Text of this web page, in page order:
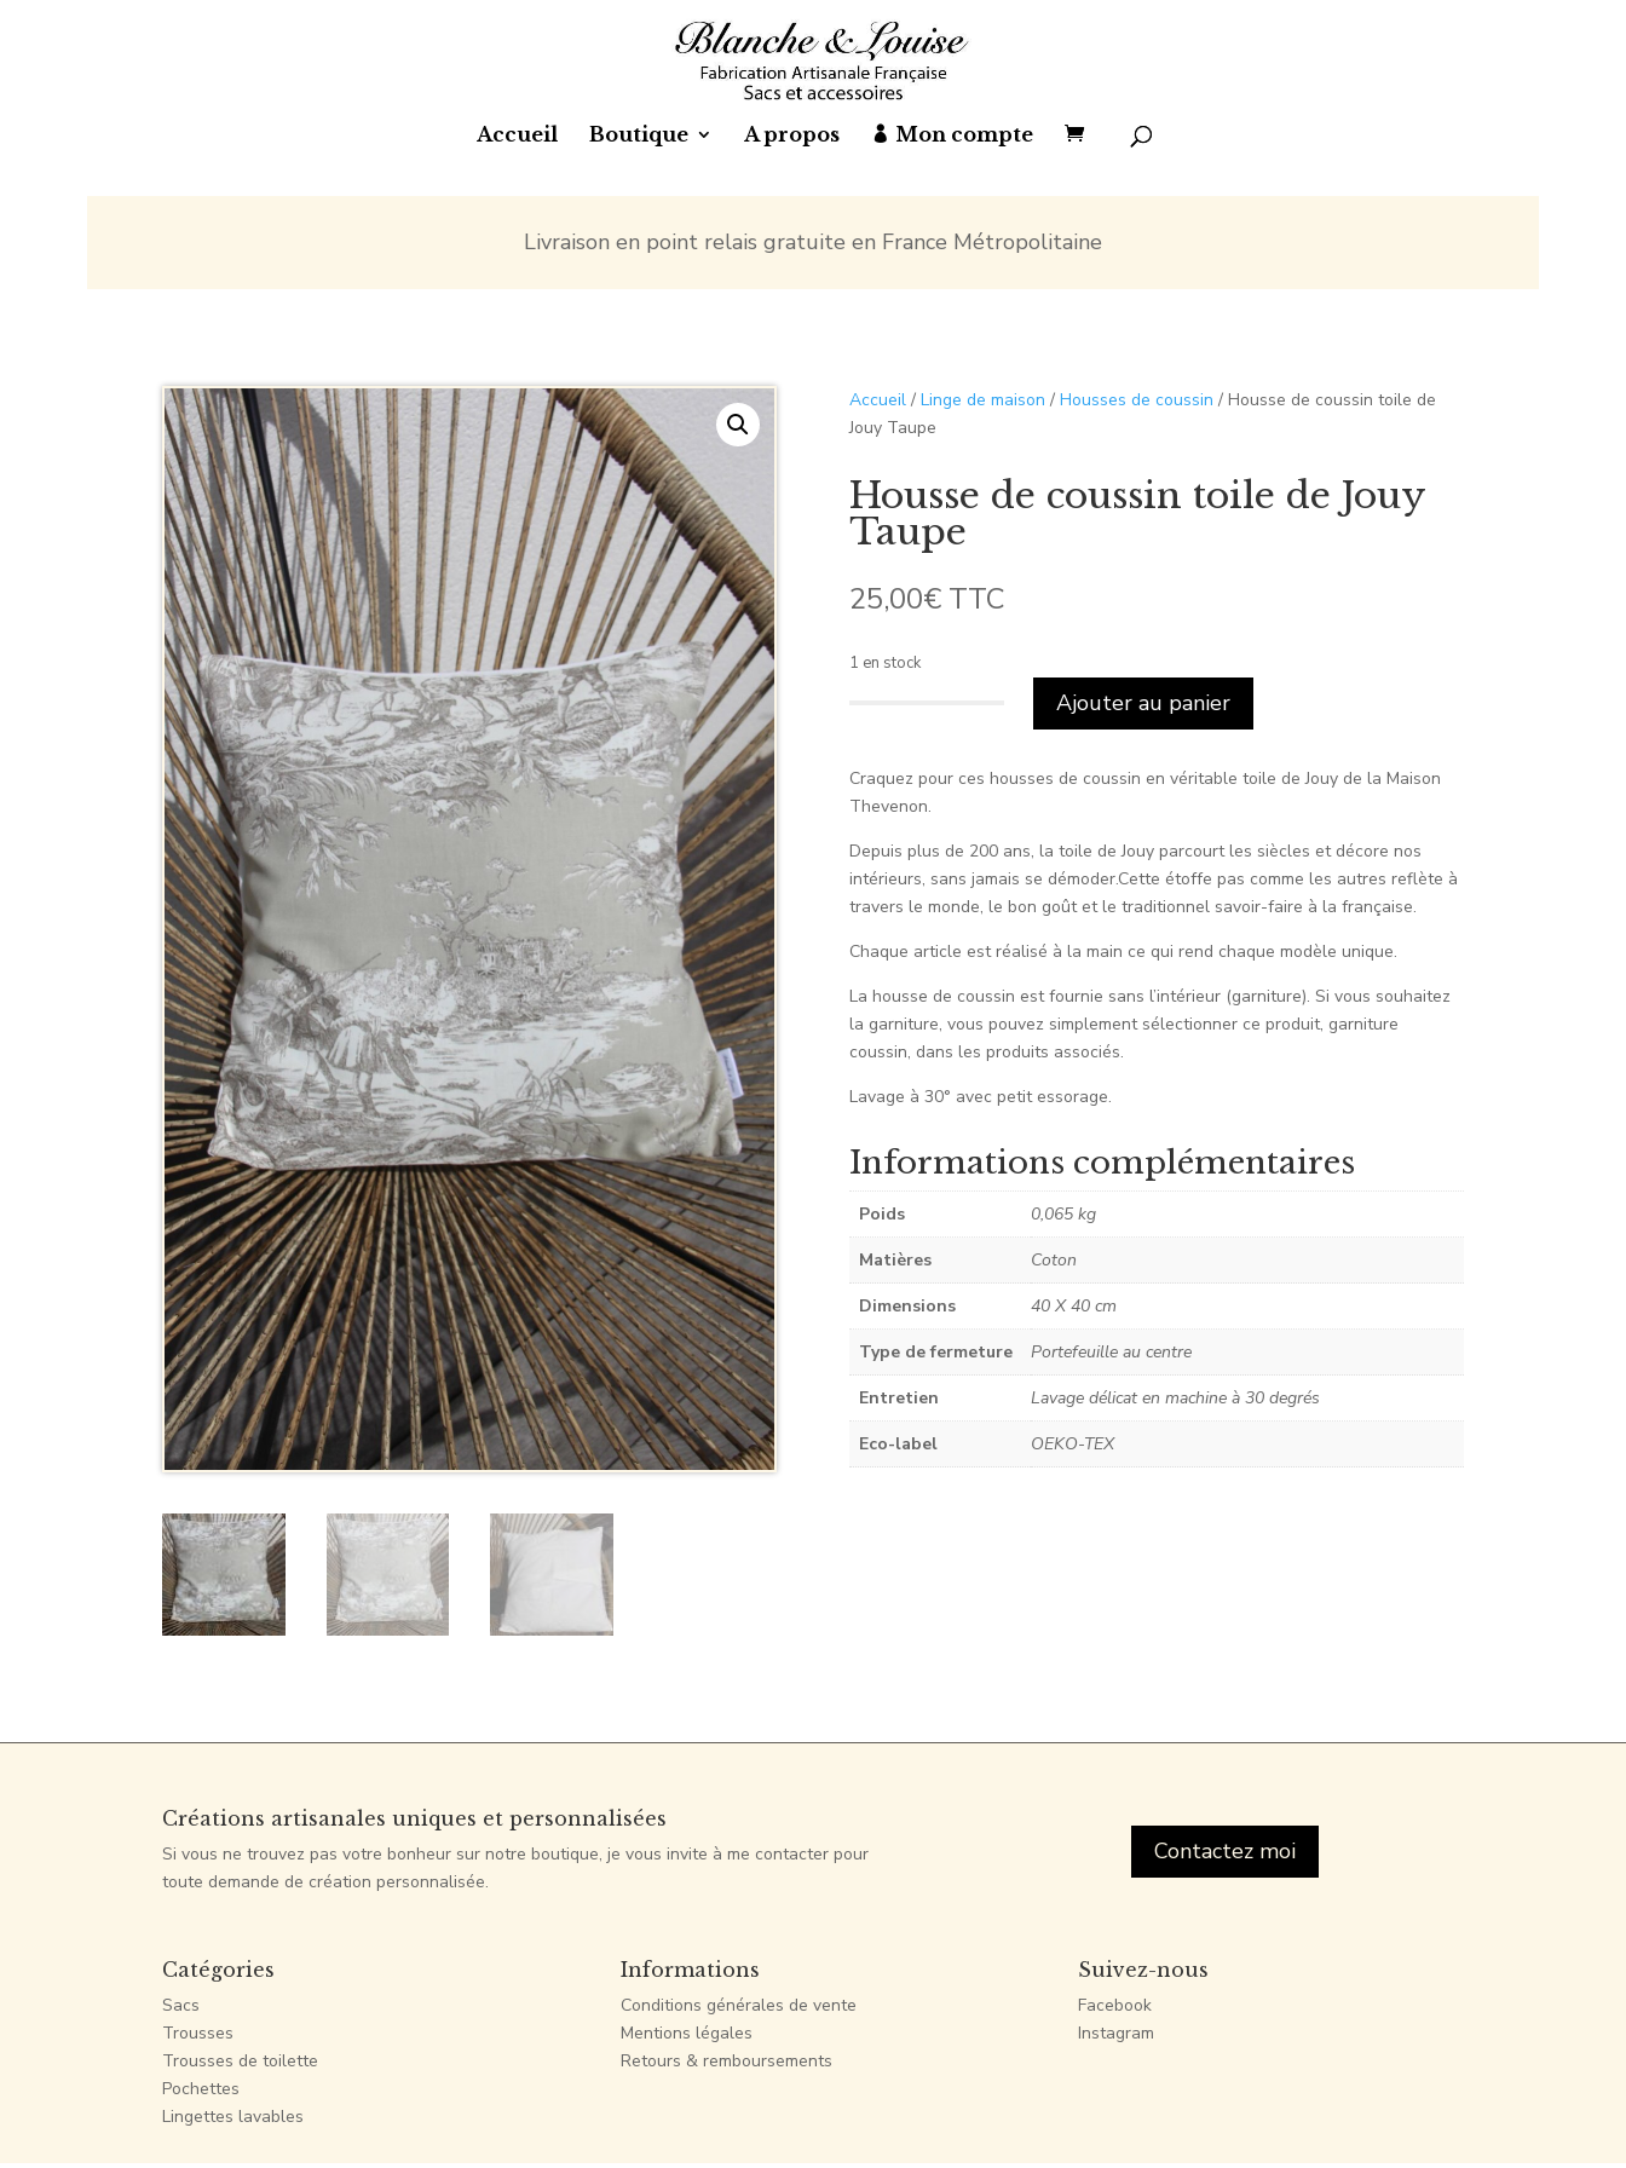
Accueil Boutique A propos Mon compte
Livraison en point relais gratuite en France Métropolitaine
Accueil/ Linge de maison / Housses de coussin / Housse de coussin toile de
Jouy Taupe
Housse de coussin toile de Jouy
Taupe
25,00€ TTC
1 en stock
Housse
de
toile
de
Jouy
Ajouter au panier
Craquez pour ces housses de coussin en véritable toile de Jouy de la Maison
Thevenon.
Depuis plus de 200 ans, la toile de Jouy parcourt les siècles et décore nos
intérieurs, sans jamais se démoder.Cette étoffe pas comme les autres reflète à
travers le monde, le bon goût et le traditionnel savoir-faire à la française.
Chaque article est réalisé à la main ce qui rend chaque modèle unique.
La housse de coussin est fournie sans l’intérieur (garniture). Si vous souhaitez
la garniture, vous pouvez simplement sélectionner ce produit, garniture
coussin, dans les produits associés.
Lavage à 30° avec petit essorage.
Informations complémentaires
Poids
0,065 kg
Matières
Coton
Dimensions
40 X 40 cm
Type de fermeture
Portefeuille au centre
Entretien
Lavage délicat en machine à 30 degrés
Eco-label
OEKO-TEX
Créations artisanales uniques et personnalisées
Si vous ne trouvez pas votre bonheur sur notre boutique, je vous invite à me contacter pour
toute demande de création personnalisée.
Contactez moi
Catégories
Sacs
Trousses
Trousses de toilette
Pochettes
Lingettes lavables
Informations
Conditions générales de vente
Mentions légales
Retours & remboursements
Suivez-nous
Facebook
Instagram